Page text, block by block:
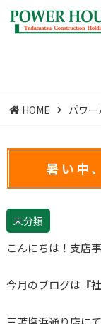
HOME パワ
暑い中
未分類
こんにちは！支店
今月のブログは『